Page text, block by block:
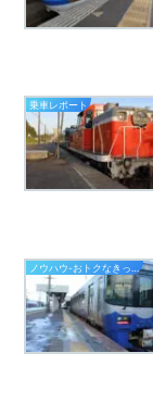
乗車レポート